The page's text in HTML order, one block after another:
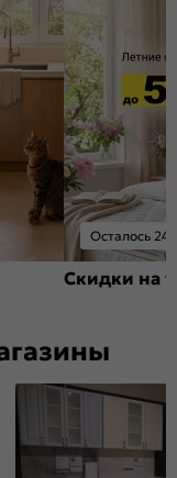
Осталось 24
Скидки на